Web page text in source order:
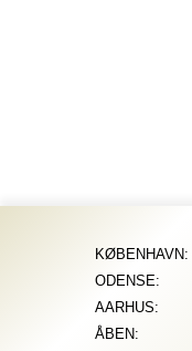
KØBENHAVN:
ODENSE:
AARHUS:
ÅBEN: